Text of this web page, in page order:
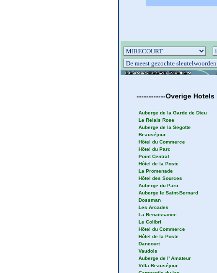
------------Overige Hotels
Auberge de la Garde de Dieu
Le Relais Rose
Auberge de la Segotte
Beauséjour
Hôtel du Commerce
Hôtel du Parc
Point Central
Hôtel de la Poste
La Promenade
Hôtel des Sources
Auberge du Parc
Auberge le Saint-Bernard
Dossman
Les Arcades
La Renaissance
Le Colibri
Hôtel du Commerce
Hôtel de la Poste
Dancourt
Vaudois
Auberge de l' Amateur
Villa Beauséjour